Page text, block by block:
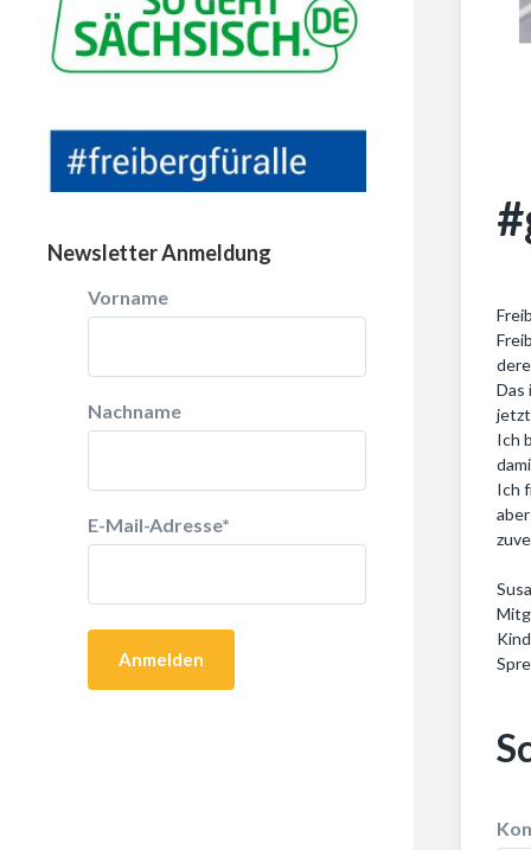
Newsletter Anmeldung
Vorname
Nachname
E-Mail-Adresse*
Das
Ich
Ich